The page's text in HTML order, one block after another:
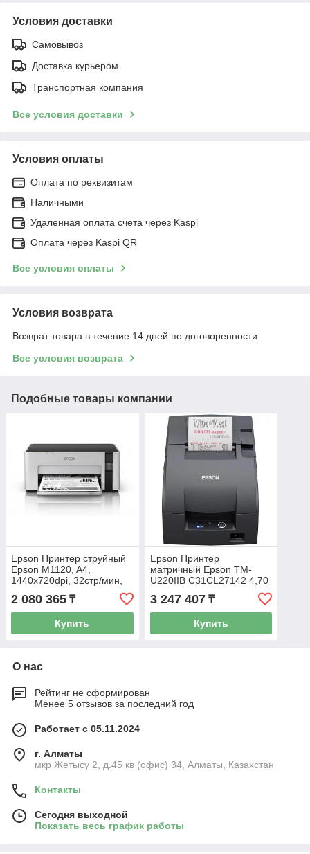
Условия доставки
Самовывоз
Доставка курьером
Транспортная компания
Все условия доставки
Условия оплаты
Оплата по реквизитам
Наличными
Удаленная оплата счета через Kaspi
Оплата через Kaspi QR
Все условия оплаты
Условия возврата
Возврат товара в течение 14 дней по договоренности
Все условия возврата
Подобные товары компании
Epson Принтер струйный
Epson M1120, A4,
1440x720dpi, 32стр/мин,
USB 2.0, WiFi,
C11CG96405
2 080 365 ₸
Купить
Epson Принтер
матричный Epson TM-
U220IIB C31CL27142 4,70
строк/сек. 20Kb USB,
Ethernet
3 247 407₸
Купить
О нас
Рейтинг не сформирован
Менее 5 отзывов за последний год
Работает с 05.11.2024
г. Алматы
мкр Жетысу 2, д.45 кв (офис) 34, Алматы, Казахстан
Контакты
Сегодня выходной
Показать весь график работы